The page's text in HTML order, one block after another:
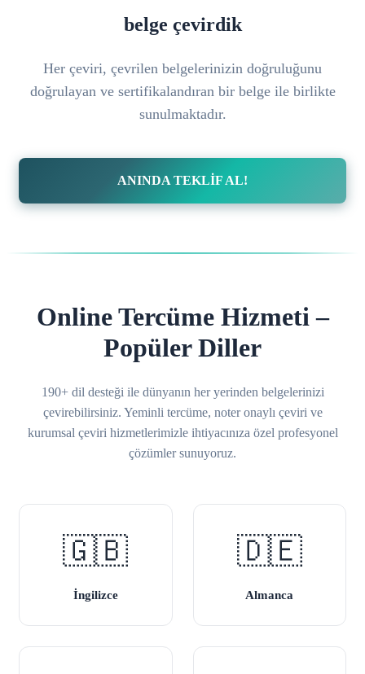
belge çevirdik
Her çeviri, çevrilen belgelerinizin doğruluğunu
doğrulayan ve sertifikalandıran bir belge ile birlikte
sunulmaktadır.
ANINDA TEKLİF AL!
Online Tercüme Hizmeti –
Popüler Diller
190+ dil desteği ile dünyanın her yerinden belgelerinizi
çevirebilirsiniz. Yeminli tercüme, noter onaylı çeviri ve
kurumsal çeviri hizmetlerimizle ihtiyacınıza özel profesyonel
çözümler sunuyoruz.
🇬🇧
İngilizce
🇩🇪
Almanca